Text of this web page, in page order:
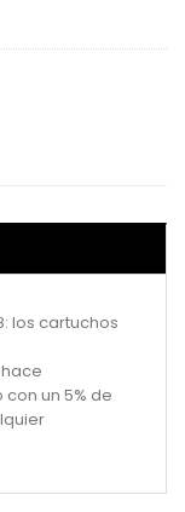
los cartuchos
un 5% de